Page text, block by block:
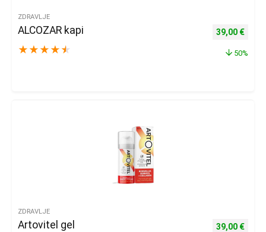
ZDRAVLJE
ALCOZAR kapi
★ ★ ★ ★ ★
Izvorna
39,00 €
50%
ZDRAVLJE
Artovitel gel
Izvorna
39,00 €